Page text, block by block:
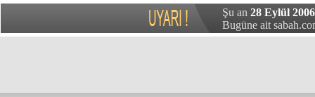
Şu an 28 Eylül
Bugüne ait